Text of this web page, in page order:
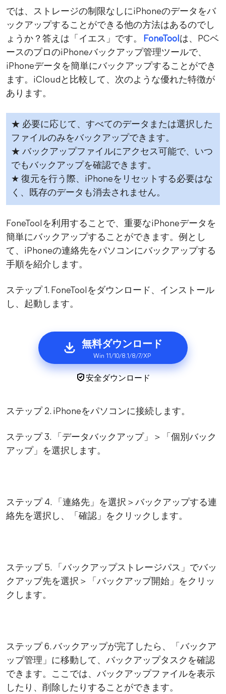
では、ストレージの制限なしにiPhoneのデータをバ
ックアップすることができる他の方法はあるのでし
ょうか？答えは「イエス」です。
FoneToolは、PCベ
ースのプロのiPhoneバックアップ管理ツールで、
iPhoneデータを簡単にバックアップすることができ
ます。iCloudと比較して、次のような優れた特徴が
あります。
★ 必要に応じて、すべてのデータまたは選択した
ファイルのみをバックアップできます。
★ バックアップファイルにアクセス可能で、いつ
でもバックアップを確認できます。
★ 復元を行う際、iPhoneをリセットする必要はな
く、既存のデータも消去されません。
FoneToolを利用することで、重要なiPhoneデータを
簡単にバックアップすることができます。例とし
て、iPhoneの連絡先をパソコンにバックアップする
手順を紹介します。
ステップ 1. FoneToolをダウンロード、インストール
し、起動します。
無料ダウンロード
Win 11/10/8.1/8/7/XP
安全ダウンロード
ステップ 2. iPhoneをパソコンに接続します。
ステップ 3. 「データバックアップ」＞「個別バック
アップ」を選択します。
ステップ 4. 「連絡先」を選択＞バックアップする連
絡先を選択し、「確認」をクリックします。
ステップ 5. 「バックアップストレージパス」でバッ
クアップ先を選択＞「バックアップ開始」をクリッ
クします。
ステップ 6. バックアップが完了したら、「バックア
ップ管理」に移動して、バックアップタスクを確認
できます。ここでは、バックアップファイルを表示
したり、削除したりすることができます。